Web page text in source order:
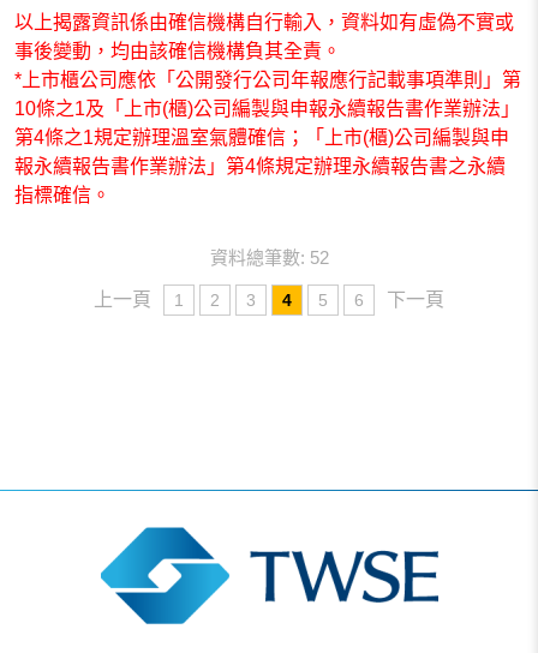
以上揭露資訊係由確信機構自行輸入，資料如有虛偽不實或
事後變動，均由該確信機構負其全責。
*上市櫃公司應依「公開發行公司年報應行記載事項準則」第
10條之1及「上市(櫃)公司編製與申報永續報告書作業辦法」
第4條之1規定辦理溫室氣體確信；「上市(櫃)公司編製與申
報永續報告書作業辦法」第4條規定辦理永續報告書之永續
指標確信。
資料總筆數: 52
上一頁 1 2 3 4 5 6 下一頁